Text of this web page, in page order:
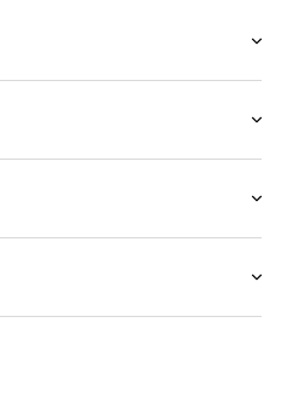
10% Elastan